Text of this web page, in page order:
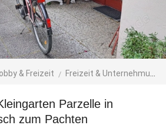
& Freizeit Freizeit & Unternehmungen
zum Pachten